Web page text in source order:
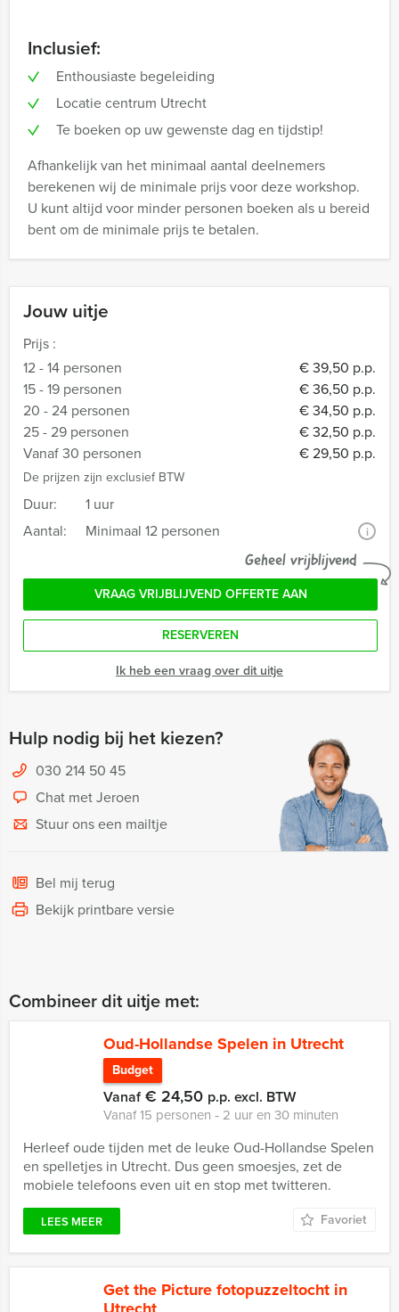
Jouw uitje
Prijs :
12 - 14 personen
€ 39,50 p.p.
15 - 19 personen
€ 36,50 p.p.
20 - 24 personen
€ 34,50 p.p.
25 - 29 personen
€ 32,50 p.p.
Vanaf 30 personen
€ 29,50 p.p.
De prijzen zijn exclusief BTW
Duur:
1 uur
Aantal:
Minimaal 12 personen i
Geheel vrijblijvend
VRAAG VRIJBLIJVEND OFFERTE AAN
RESERVEREN
Ik heb een vraag over dit uitje
Hulp nodig bij het kiezen?
030 214 50 45
Chat met Jeroen
Stuur ons een mailtje
Bel mij terug
Bekijk printbare versie
Inclusief:
Enthousiaste begeleiding
Locatie centrum Utrecht
Te boeken op uw gewenste dag en tijdstip!
Afhankelijk van het minimaal aantal deelnemers
berekenen wij de minimale prijs voor deze workshop.
U kunt altijd voor minder personen boeken als u bereid
bent om de minimale prijs te betalen.
Combineer dit uitje met:
Oud-Hollandse Spelen in Utrecht
Budget
Vanaf€ 24,50 p.p. excl. BTW
Vanaf 15 personen ‐ 2 uur en 30 minuten
Herleef oude tijden met de leuke Oud-Hollandse Spelen
en spelletjes in Utrecht. Dus geen smoesjes, zet de
mobiele telefoons even uit en stop met twitteren.
LEES MEER Favoriet
Get the Picture fotopuzzeltocht in